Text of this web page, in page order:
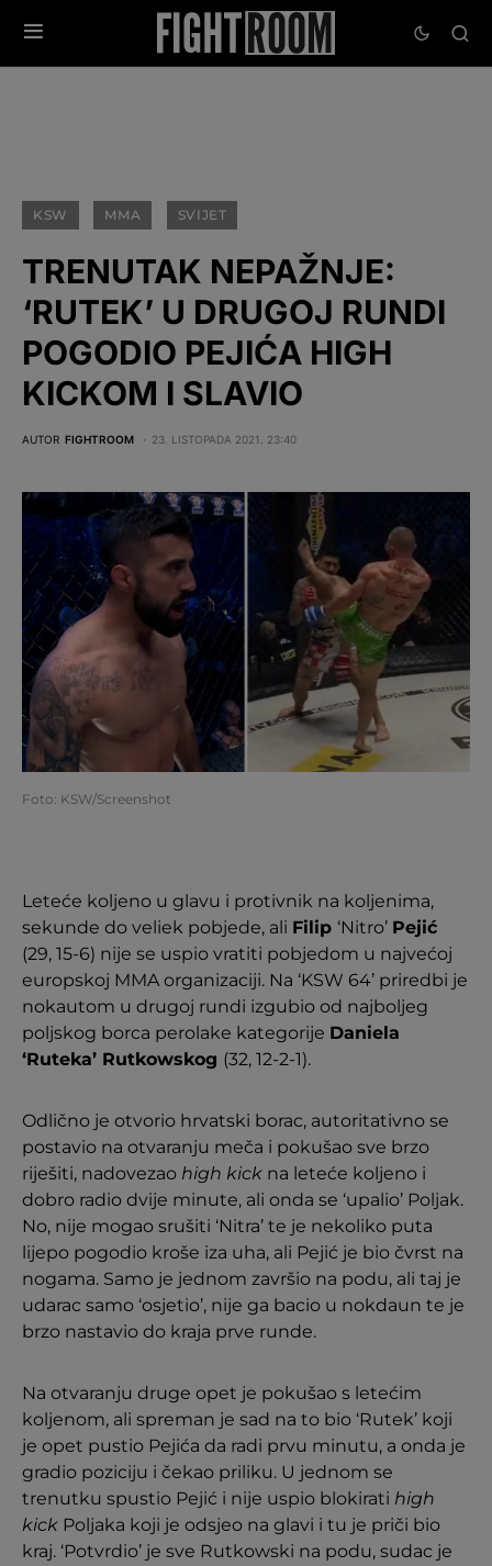
KSW MMA SVIJET
TRENUTAK NEPAŽNJE:
‘RUTEK’ U DRUGOJ RUNDI
POGODIO PEJIĆA HIGH
KICKOM I SLAVIO
AUTOR FIGHTROOM 23. LISTOPADA 2021. 23:40
Foto: KSW/Screenshot
Leteće koljeno u glavu i protivnik na koljenima,
sekunde do veliek pobjede, ali Filip ‘Nitro’ Pejić
(29, 15-6) nije se uspio vratiti pobjedom u najvećoj
europskoj MMA organizaciji. Na ‘KSW 64’ priredbi je
nokautom u drugoj rundi izgubio od najboljeg
poljskog borca perolake kategorije Daniela
‘Ruteka’ Rutkowskog (32, 12-2-1).
Odlično je otvorio hrvatski borac, autoritativno se
postavio na otvaranju meča i pokušao sve brzo
riješiti, nadovezao high kick na leteće koljeno i
dobro radio dvije minute, ali onda se ‘upalio’ Poljak.
No, nije mogao srušiti ‘Nitra’ te je nekoliko puta
lijepo pogodio kroše iza uha, ali Pejić je bio čvrst na
nogama. Samo je jednom završio na podu, ali taj je
udarac samo ‘osjetio’, nije ga bacio u nokdaun te je
brzo nastavio do kraja prve runde.
Na otvaranju druge opet je pokušao s letećim
koljenom, ali spreman je sad na to bio ‘Rutek’ koji
je opet pustio Pejića da radi prvu minutu, a onda je
gradio poziciju i čekao priliku. U jednom se
trenutku spustio Pejić i nije uspio blokirati high
kick Poljaka koji je odsjeo na glavi i tu je priči bio
kraj. ‘Potvrdio’ je sve Rutkowski na podu, sudac je